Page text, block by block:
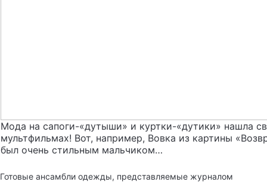
Мода на сапоги-«дутыши» и куртки-«дутики» нашла
мультфильмах! Вот, например, Вовка из картины
был очень стильным мальчиком…
Готовые ансамбли одежды, представляемые журналом